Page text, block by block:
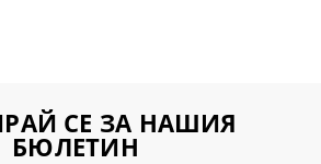
СЕ ЗА НАШИЯ
БЮЛЕТИН